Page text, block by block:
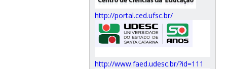
http://portal.ced.ufsc.br/
http://www.faed.udesc.br/?id=111